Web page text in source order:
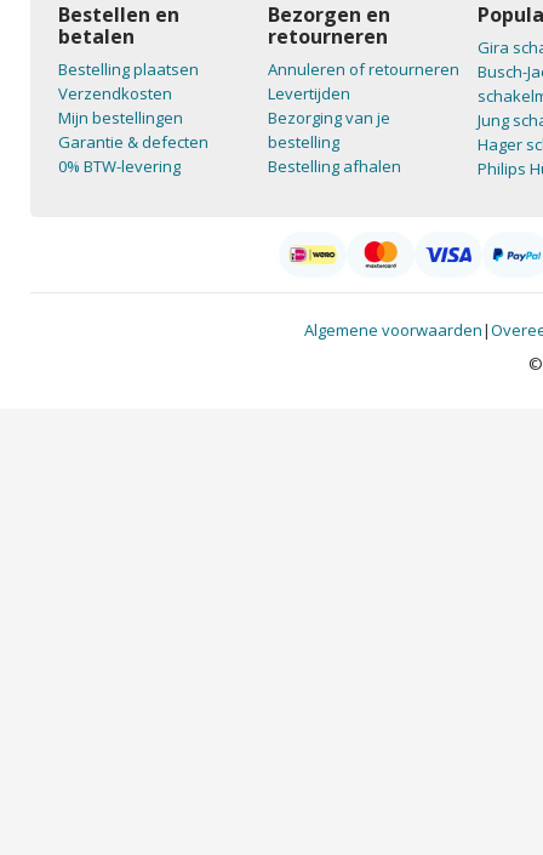
Bestellen en
betalen
Bestelling plaatsen
Verzendkosten
Mijn bestellingen
Garantie & defecten
0% BTW-levering
Bezorgen en
retourneren
Annuleren of retourneren
Levertijden
Bezorging van je
bestelling
Bestelling afhalen
Gira
Busch-
Jung
Hager
Philips
Algemene voorwaarden|
©